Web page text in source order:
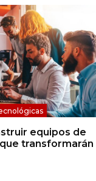
equipos de
transformarán